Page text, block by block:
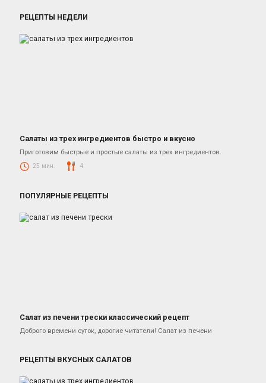
РЕЦЕПТЫ НЕДЕЛИ
Салаты из трех ингредиентов быстро и вкусно
Приготовим быстрые и простые салаты из трех ингредиентов.
25 мин. 4
ПОПУЛЯРНЫЕ РЕЦЕПТЫ
Салаты из печени трески
Салат из печени трески классический рецепт
Доброго времени суток, дорогие читатели! Салат из печени
РЕЦЕПТЫ ВКУСНЫХ САЛАТОВ